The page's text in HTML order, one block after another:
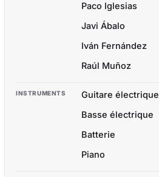
Paco Iglesias
Javi Ábalo
Iván Fernández
Raúl Muñoz
INSTRUMENTS
Guitare électrique
Basse électrique
Batterie
Piano